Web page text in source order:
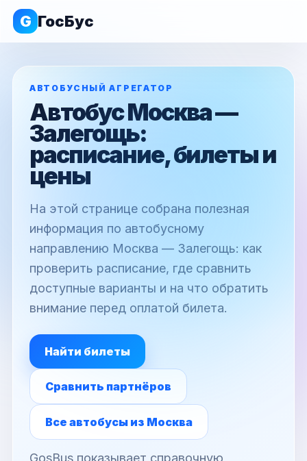
G ГосБус
АВТОБУСНЫЙ АГРЕГАТОР
Автобус Москва —
Залегощь:
расписание, билеты и
цены
На этой странице собрана полезная
информация по автобусному
направлению Москва — Залегощь: как
проверить расписание, где сравнить
доступные варианты и на что обратить
внимание перед оплатой билета.
Найти билеты
Сравнить партнёров
Все автобусы из Москва
GosBus показывает справочную